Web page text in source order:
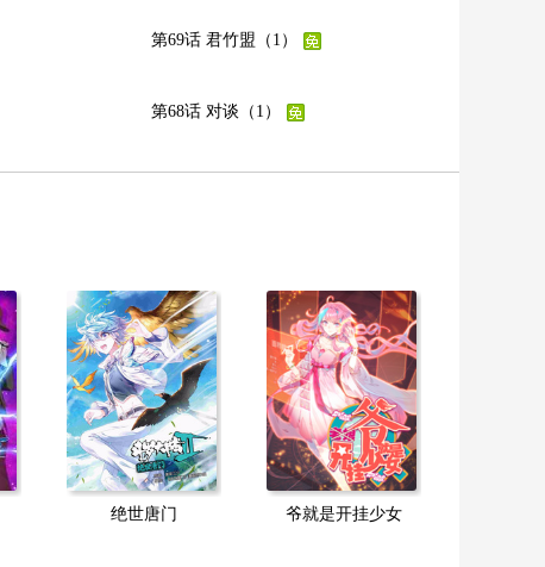
第69话 君竹盟（1）
第68话 对谈（1）
绝世唐门 爷就是开挂少女